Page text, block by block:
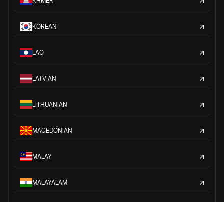
KOREAN
LAO
LATVIAN
LITHUANIAN
MACEDONIAN
MALAY
MALAYALAM